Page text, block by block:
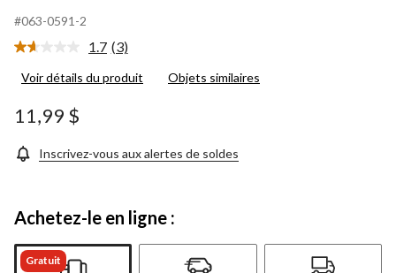
#063-0591-2
1.7 Lire
3
même
page.
(3)
Voir détails du produit Objets similaires
11,99 $
Inscrivez-vous aux alertes de soldes
Achetez-le en ligne :
Gratuit